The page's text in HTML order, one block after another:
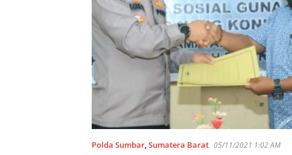
Polda Sumbar,Sumatera Barat 05/11/2021 1:02 AM